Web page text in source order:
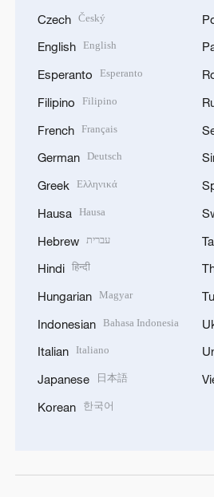
Czech Český
English English
Esperanto Esperanto
Filipino Filipino
French Français
German Deutsch
Greek Ελληνικά
Hausa Hausa
Hebrew עברית
Hindi हिन्दी
Hungarian Magyar
Indonesian Bahasa Indonesia
Italian Italiano
Japanese 日本語
Korean 한국어